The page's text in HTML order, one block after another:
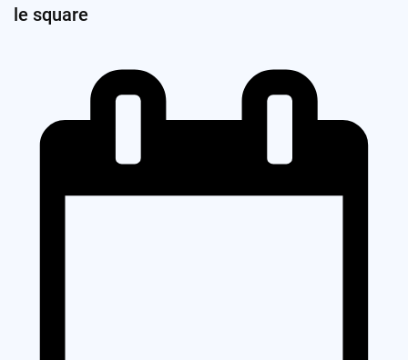
le square